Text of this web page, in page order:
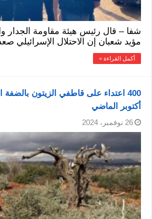
شفا – قال رئيس هيئة مقاومة الجدار
مؤيد شعبان إن الاحتلال الإسرائيلي
أكمل القراءة »
400 اعتداء على قاطفي الزيتون بالضفة
أكتوبر الماضي
26 نوفمبر، 2024